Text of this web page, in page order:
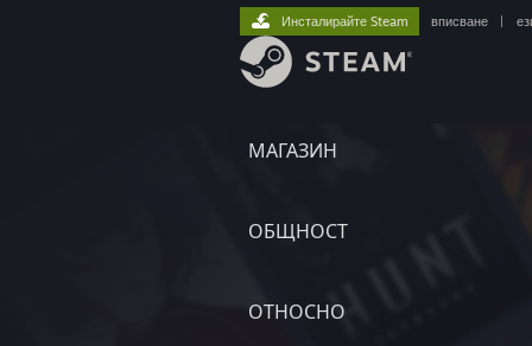
МАГАЗИН
ОБЩНОСТ
ОТНОСНО
Инсталирайте Steam вписване